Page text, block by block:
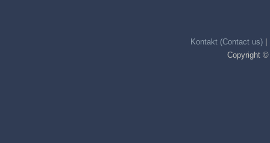
Kontakt (Contact us)|
Copyright ©